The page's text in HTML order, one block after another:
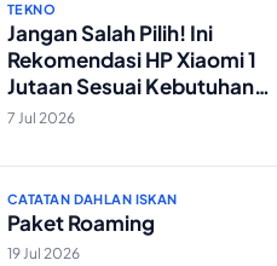
TEKNO
Jangan Salah Pilih! Ini
Rekomendasi HP Xiaomi 1
Jutaan Sesuai Kebutuhan
Anda
7 Jul 2026
CATATAN DAHLAN ISKAN
Paket Roaming
19 Jul 2026